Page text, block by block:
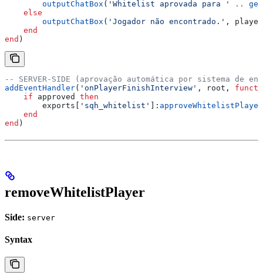
        outputChatBox
( 'Whitelist aprovada para ' ..
    else
        outputChatBox
( 'Jogador não encontrado.' , player
    end
end )
-- SERVER-SIDE (aprovação automática por sistema de
addEventHandler( 'onPlayerFinishInterview' , root ,
    if
approved
then
        exports
[ 'sqh_whitelist' ]: approveWhitelistPlayer
    end
end )
removeWhitelistPlayer
Side: server
Syntax